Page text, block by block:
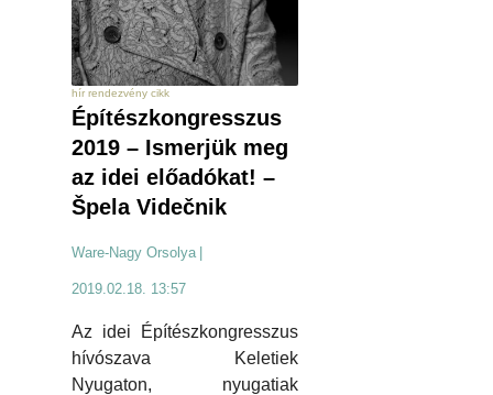
hír rendezvény cikk
Építészkongresszus
2019 – Ismerjük meg
az idei előadókat! –
Špela Videčnik
Ware-Nagy Orsolya |
2019.02.18. 13:57
Az idei Építészkongresszus
hívószava Keletiek
Nyugaton, nyugatiak